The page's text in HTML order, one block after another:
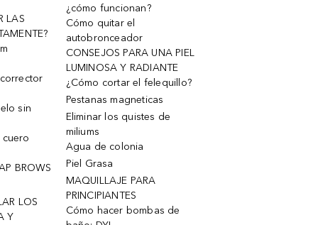
LAS
sin
cuero
BROWS
LOS
Y
¿cómo funcionan?
Cómo quitar el
autobronceador
CONSEJOS PARA UNA PIEL
LUMINOSA Y RADIANTE
¿Cómo cortar el felequillo?
Pestanas magneticas
Eliminar los quistes de
miliums
Agua de colonia
Piel Grasa
MAQUILLAJE PARA
PRINCIPIANTES
Cómo hacer bombas de